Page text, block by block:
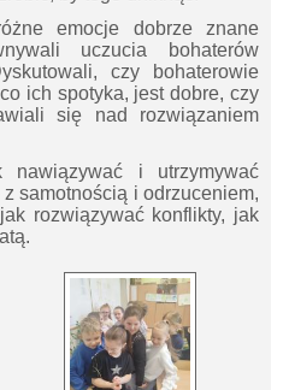
emocje dobrze znane
uczucia bohaterów
czy bohaterowie
ich spotyka, jest dobre, czy
się nad rozwiązaniem
nawiązywać i utrzymywać
samotnością i odrzuceniem,
rozwiązywać konflikty, jak